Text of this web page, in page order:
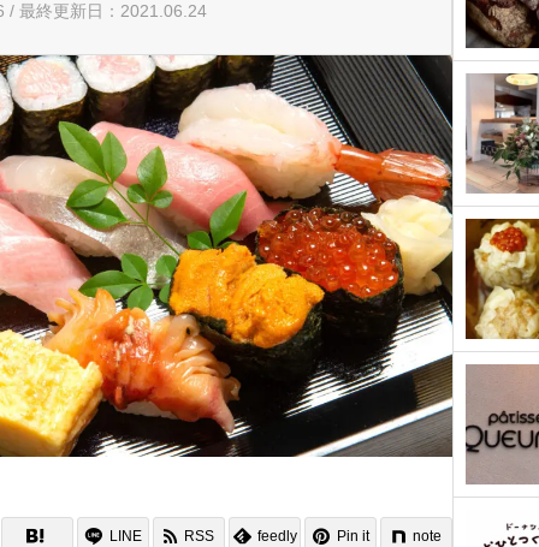
/ 最終更新日：2021.06.24
LINE RSS feedly Pin it note